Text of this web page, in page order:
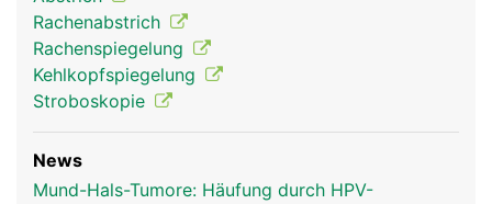
Rachenabstrich
Rachenspiegelung
Kehlkopfspiegelung
Stroboskopie
News
Mund-Hals-Tumore: Häufung durch HPV-